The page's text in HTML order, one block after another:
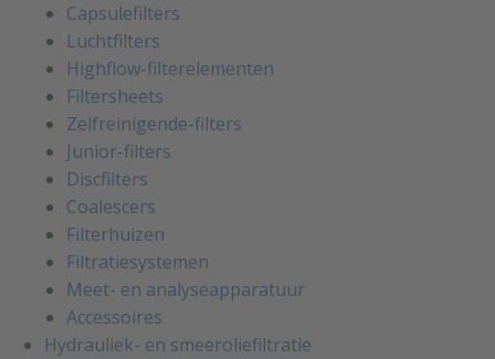
Capsulefilters
Luchtfilters
Highflow-filterelementen
Filtersheets
Zelfreinigende-filters
Junior-filters
Discfilters
Coalescers
Filterhuizen
Filtratiesystemen
Meet- en analyseapparatuur
Accessoires
Hydrauliek- en smeeroliefiltratie